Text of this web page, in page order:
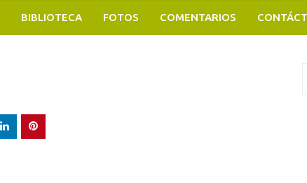
BIBLIOTECA FOTOS COMENTARIOS